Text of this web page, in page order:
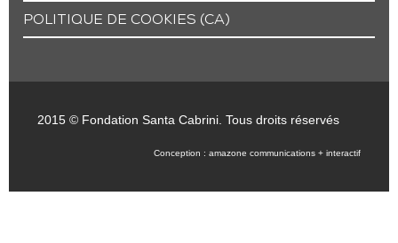
POLITIQUE DE COOKIES (CA)
2015 © Fondation Santa Cabrini. Tous droits réservés
Conception : amazone communications + interactif